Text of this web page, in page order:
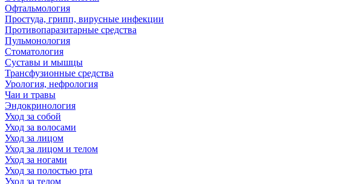
Офтальмология
Простуда, грипп, вирусные инфекции
Противопаразитарные средства
Пульмонология
Стоматология
Суставы и мышцы
Трансфузионные средства
Урология, нефрология
Чаи и травы
Эндокринология
Уход за собой
Уход за волосами
Уход за лицом
Уход за лицом и телом
Уход за ногами
Уход за полостью рта
Уход за телом